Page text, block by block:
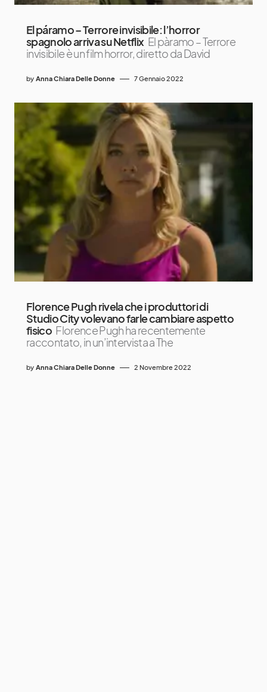
El páramo – Terrore invisibile: l’horror
spagnolo arriva su Netflix El pàramo – Terrore
invisibile è un film horror, diretto da David
by Anna Chiara Delle Donne 7 Gennaio 2022
Florence Pugh rivela che i produttori di
Studio City volevano farle cambiare aspetto
fisico Florence Pugh ha recentemente
raccontato, in un’intervista a The
by Anna Chiara Delle Donne 2 Novembre 2022